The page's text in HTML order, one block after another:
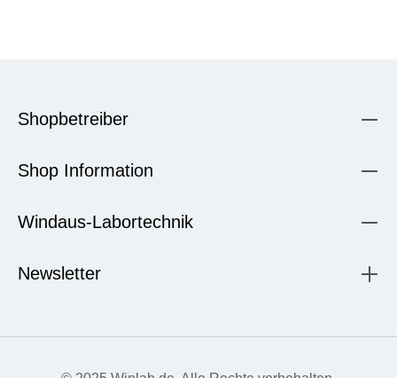
Shopbetreiber
Shop Information
Windaus-Labortechnik
Newsletter